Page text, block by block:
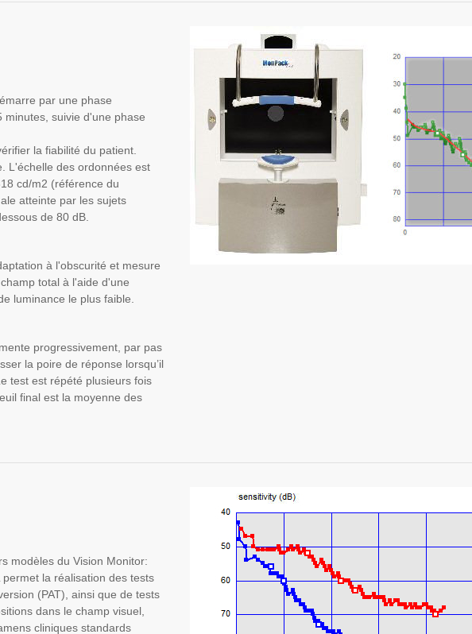
par une phase
suivie d'une phase
la fiabilité du patient.
L'échelle des ordonnées est
cd/m2 (référence du
atteinte par les sujets
de 80 dB.
à l'obscurité et mesure
total à l'aide d'une
luminance le plus faible.
progressivement, par pas
la poire de réponse lorsqu’il
test est répété plusieurs fois
final est la moyenne des
modèles du Vision Monitor:
la réalisation des tests
(PAT), ainsi que de tests
dans le champ visuel,
cliniques standards